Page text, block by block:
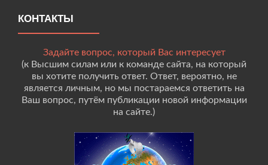
КОНТАКТЫ
Задайте вопрос, который Вас интересует
(к Высшим силам или к команде сайта, на который
вы хотите получить ответ. Ответ, вероятно, не
является личным, но мы постараемся ответить на
Ваш вопрос, путём публикации новой информации
на сайте.)